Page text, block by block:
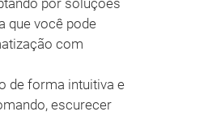
por soluções
que você pode
com
de forma intuitiva e
escurecer